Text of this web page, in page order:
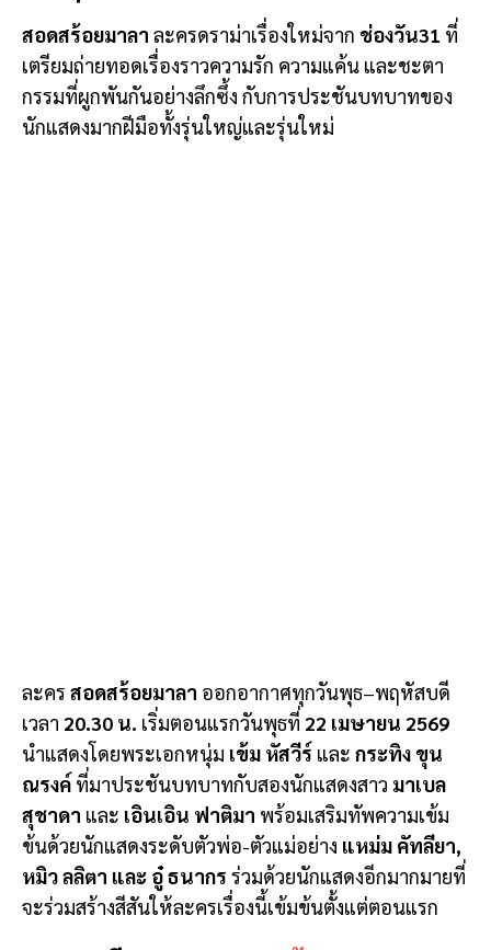
สอดสร้อยมาลา ละครดราม่าเรื่องใหม่จาก ช่องวัน31 ที่
เตรียมถ่ายทอดเรื่องราวความรัก ความแค้น และชะตา
กรรมที่ผูกพันกันอย่างลึกซึ้ง กับการประชันบทบาทของ
นักแสดงมากฝีมือทั้งรุ่นใหญ่และรุ่นใหม่
ละคร สอดสร้อยมาลา ออกอากาศทุกวันพุธ–พฤหัสบดี
เวลา 20.30 น. เริ่มตอนแรกวันพุธที่ 22 เมษายน 2569
นำแสดงโดยพระเอกหนุ่ม เข้ม หัสวีร์ และ กระทิง ขุน
ณรงค์ ที่มาประชันบทบาทกับสองนักแสดงสาว มาเบล
สุชาดา และ เอินเอิน ฟาติมา พร้อมเสริมทัพความเข้ม
ข้นด้วยนักแสดงระดับตัวพ่อ-ตัวแม่อย่าง แหม่ม คัทลียา,
หมิว ลลิตา และ อู๋ ธนากร ร่วมด้วยนักแสดงอีกมากมายที่
จะร่วมสร้างสีสันให้ละครเรื่องนี้เข้มข้นตั้งแต่ตอนแรก